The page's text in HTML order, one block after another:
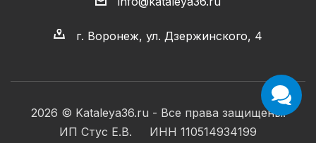
г. Воронеж, ул. Дзержинского, 4
2026 © Kataleya36.ru - Все права защищены.
ИП Стус Е.В. ИНН 110514934199